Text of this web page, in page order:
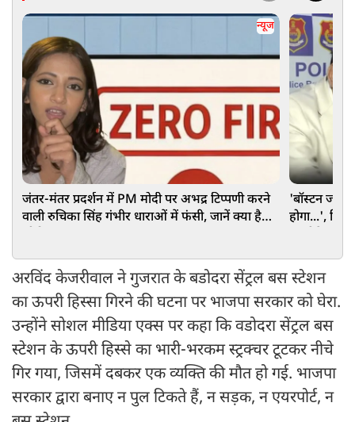
न्यूज
जंतर-मंतर प्रदर्शन में PM मोदी पर अभद्र टिप्पणी करने
वाली रुचिका सिंह गंभीर धाराओं में फंसी, जानें क्या है
'बॉस्टन जाकर
होगा...',
अरविंद केजरीवाल ने गुजरात के बडोदरा सेंट्रल बस स्टेशन
का ऊपरी हिस्सा गिरने की घटना पर भाजपा सरकार को घेरा.
उन्होंने सोशल मीडिया एक्स पर कहा कि वडोदरा सेंट्रल बस
स्टेशन के ऊपरी हिस्से का भारी-भरकम स्ट्रक्चर टूटकर नीचे
गिर गया, जिसमें दबकर एक व्यक्ति की मौत हो गई. भाजपा
सरकार द्वारा बनाए न पुल टिकते हैं, न सड़क, न एयरपोर्ट, न